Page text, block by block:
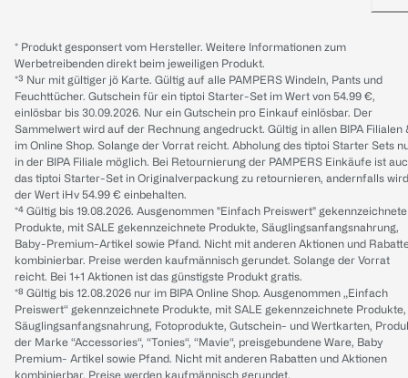
* Produkt gesponsert vom Hersteller. Weitere Informationen zum
Werbetreibenden direkt beim jeweiligen Produkt.
*³ Nur mit gültiger jö Karte. Gültig auf alle PAMPERS Windeln, Pants und
Feuchttücher. Gutschein für ein tiptoi Starter-Set im Wert von 54.99 €,
einlösbar bis 30.09.2026. Nur ein Gutschein pro Einkauf einlösbar. Der
Sammelwert wird auf der Rechnung angedruckt. Gültig in allen BIPA Filialen
im Online Shop. Solange der Vorrat reicht. Abholung des tiptoi Starter Sets
in der BIPA Filiale möglich. Bei Retournierung der PAMPERS Einkäufe ist
das tiptoi Starter-Set in Originalverpackung zu retournieren, andernfalls wird
der Wert iHv 54.99 € einbehalten.
*⁴ Gültig bis 19.08.2026. Ausgenommen "Einfach Preiswert" gekennzeichnete
Produkte, mit SALE gekennzeichnete Produkte, Säuglingsanfangsnahrung,
Baby-Premium-Artikel sowie Pfand. Nicht mit anderen Aktionen und
kombinierbar. Preise werden kaufmännisch gerundet. Solange der Vorrat
reicht. Bei 1+1 Aktionen ist das günstigste Produkt gratis.
*⁸ Gültig bis 12.08.2026 nur im BIPA Online Shop. Ausgenommen „Einfach
Preiswert“ gekennzeichnete Produkte, mit SALE gekennzeichnete Produkte,
Säuglingsanfangsnahrung, Fotoprodukte, Gutschein- und Wertkarten,
der Marke “Accessories“, “Tonies“, “Mavie“, preisgebundene Ware, Baby
Premium- Artikel sowie Pfand. Nicht mit anderen Rabatten und Aktionen
kombinierbar. Preise werden kaufmännisch gerundet.